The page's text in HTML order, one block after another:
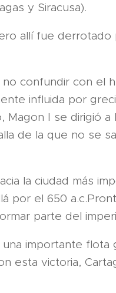
y Siracusa).
allí fue derrotado
confundir con el
influida por
Magon I se dirigió a
de la que no se
la ciudad más
por el 650
parte del
importante flota
esta victoria,